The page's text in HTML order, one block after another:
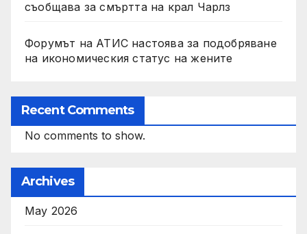
съобщава за смъртта на крал Чарлз
Форумът на АТИС настоява за подобряване
на икономическия статус на жените
Recent Comments
No comments to show.
Archives
May 2026